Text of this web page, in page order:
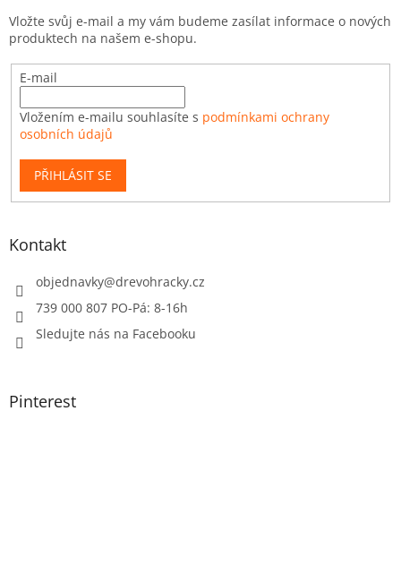
Vložte svůj e-mail a my vám budeme zasílat informace o nových
produktech na našem e-shopu.
E-mail
Vložením e-mailu souhlasíte s podmínkami ochrany
osobních údajů
PŘIHLÁSIT SE
Kontakt
objednavky@drevohracky.cz
739 000 807 PO-Pá: 8-16h
Sledujte nás na Facebooku
Pinterest